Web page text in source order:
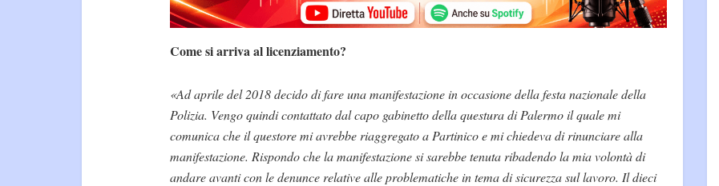
Come si arriva al licenziamento?
«Ad aprile del 2018 decido di fare una manifestazione in occasione della festa nazionale della
Polizia. Vengo quindi contattato dal capo gabinetto della questura di Palermo il quale mi
comunica che il questore mi avrebbe riaggregato a Partinico e mi chiedeva di rinunciare alla
manifestazione. Rispondo che la manifestazione si sarebbe tenuta ribadendo la mia volontà di
andare avanti con le denunce relative alle problematiche in tema di sicurezza sul lavoro. Il dieci